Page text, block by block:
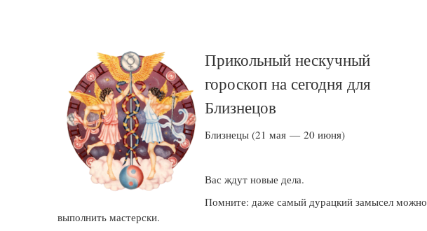
Прикольный нескучный
гороскоп на сегодня для
Близнецов
Близнецы (21 мая — 20 июня)
Вас ждут новые дела.
Помните: даже самый дурацкий замысел можно
выполнить мастерски.